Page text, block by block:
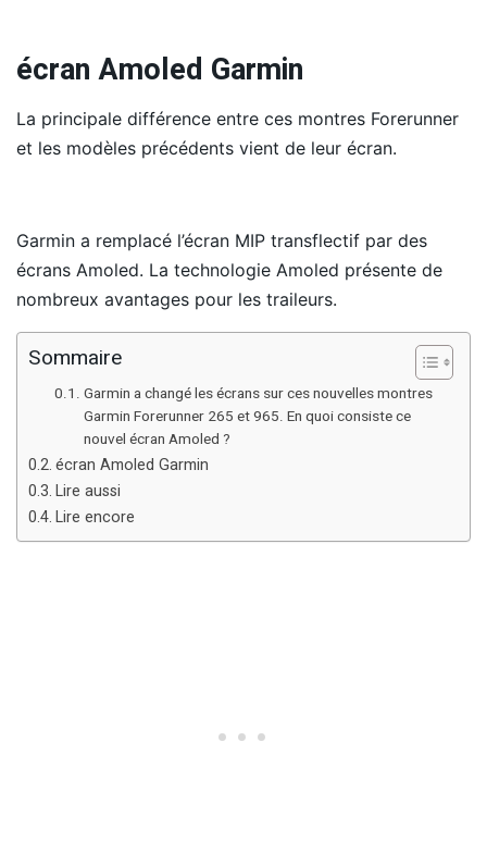
écran Amoled Garmin
La principale différence entre ces montres Forerunner
et les modèles précédents vient de leur écran.
Garmin a remplacé l’écran MIP transflectif par des
écrans Amoled. La technologie Amoled présente de
nombreux avantages pour les traileurs.
Sommaire
Garmin a changé les écrans sur ces nouvelles montres
Garmin Forerunner 265 et 965. En quoi consiste ce
nouvel écran Amoled ?
écran Amoled Garmin
Lire aussi
Lire encore